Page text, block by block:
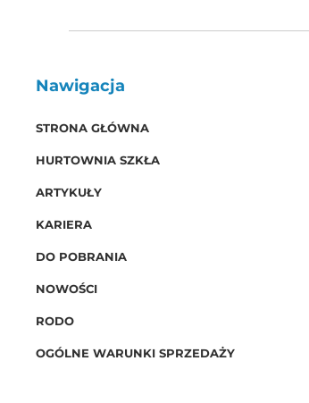
Nawigacja
STRONA GŁÓWNA
HURTOWNIA SZKŁA
ARTYKUŁY
KARIERA
DO POBRANIA
NOWOŚCI
RODO
OGÓLNE WARUNKI SPRZEDAŻY